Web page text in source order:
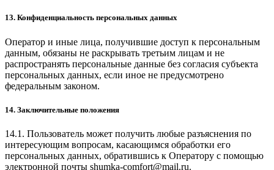
13. Конфиденциальность персональных данных
Оператор и иные лица, получившие доступ к персональным
данным, обязаны не раскрывать третьим лицам и не
распространять персональные данные без согласия субъекта
персональных данных, если иное не предусмотрено
федеральным законом.
14. Заключительные положения
14.1. Пользователь может получить любые разъяснения по
интересующим вопросам, касающимся обработки его
персональных данных, обратившись к Оператору с помощью
электронной почты shumka-comfort@mail.ru.